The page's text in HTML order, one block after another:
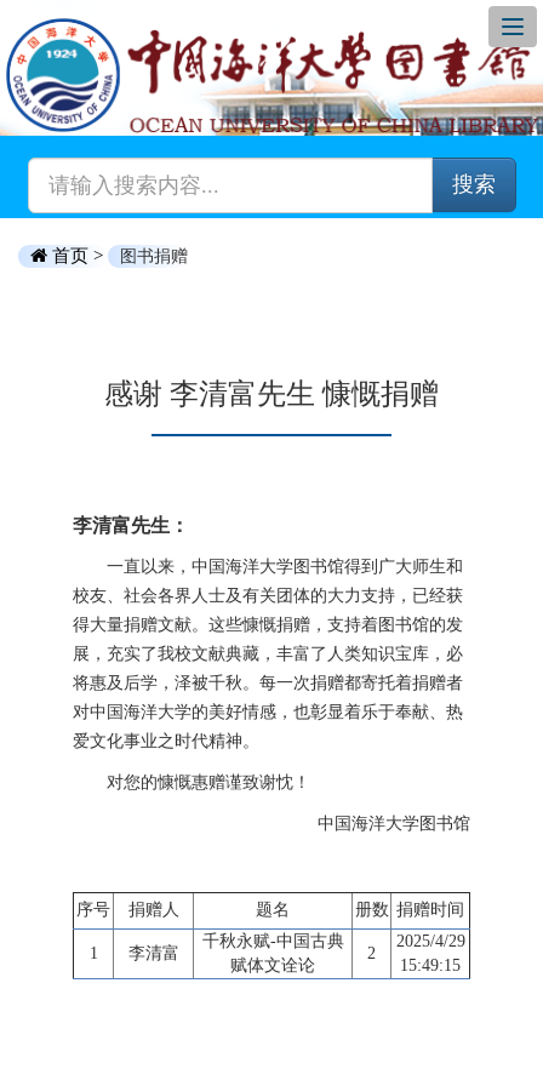
搜索
首页 > 图书捐赠
感谢 李清富先生 慷慨捐赠
李清富先生：
一直以来，中国海洋大学图书馆得到广大师生和
校友、社会各界人士及有关团体的大力支持，已经获
得大量捐赠文献。这些慷慨捐赠，支持着图书馆的发
展，充实了我校文献典藏，丰富了人类知识宝库，必
将惠及后学，泽被千秋。每一次捐赠都寄托着捐赠者
对中国海洋大学的美好情感，也彰显着乐于奉献、热
爱文化事业之时代精神。
对您的慷慨惠赠谨致谢忱！
中国海洋大学图书馆
序号 捐赠人 题名 册数 捐赠时间
1 李清富
千秋永赋-中国古典
赋体文诠论
2
2025/4/29
15:49:15